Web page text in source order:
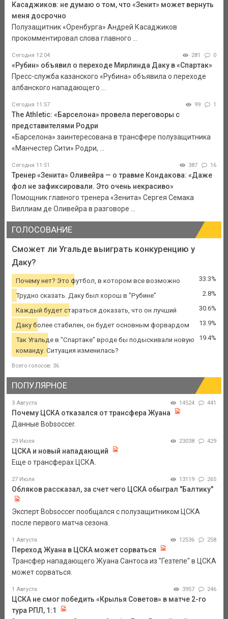
Касаджиков: не думаю о том, что «Зенит» может вернуть
меня досрочно
Полузащитник «Оренбурга» Андрей Касаджиков
прокомментировал слова главного ...
Сегодня 12:04 281 0
«Рубин» объявил о переходе Мирлинда Даку в «Спартак»
Пресс-служба казанского «Рубина» объявила о переходе
албанского нападающего ...
Сегодня 11:57 99 1
The Athletic: «Барселона» провела переговоры с
представителями Родри
«Барселона» заинтересована в трансфере полузащитника
«Манчестер Сити» Родри, ...
Сегодня 11:51 387 16
Тренер «Зенита» Оливейра — о травме Кондакова: «Даже
фол не зафиксировали. Это очень некрасиво»
Помощник главного тренера «Зенита» Сергея Семака
Виллиам де Оливейра в разговоре ...
ГОЛОСОВАНИЕ
Сможет ли Угальде выиграть конкуренцию у
Даку?
Почему нет? Это футбол, в котором все возможно 33.3%
Трудно сказать. Даку был хорош в "Рубине" 2.8%
Каждый будет стараться доказать, что он лучший 30.6%
Даку более стабилен, он будет основным форвардом 13.9%
Так Угальде в "Спартаке" вроде бы подыскивали новую
команду. Ситуация изменилась?
19.4%
Всего голосов: 36
ПОПУЛЯРНОЕ
3 Августа 14524 441
Почему ЦСКА отказался от трансфера Жуана
Данные Bobsoccer.
29 Июля 23038 429
ЦСКА и новый нападающий
Еще о трансферах ЦСКА.
27 Июля 13119 265
Обляков рассказал, за счет чего ЦСКА обыграл "Балтику"
Эксперт Bobsoccer пообщался с полузащитником ЦСКА
после первого матча сезона.
1 Августа 12536 258
Переход Жуана в ЦСКА может сорваться
Трансфер нападающего Жуана Сантоса из "Гезтепе" в ЦСКА
может сорваться.
1 Августа 3957 246
ЦСКА не смог победить «Крылья Советов» в матче 2-го
тура РПЛ, 1:1